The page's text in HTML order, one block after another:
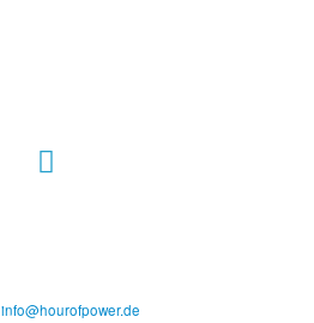
info@hourofpower.de